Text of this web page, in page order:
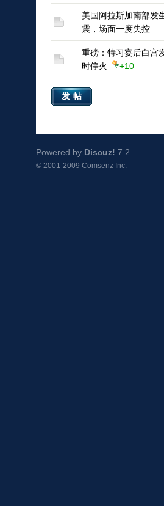
美国阿拉斯加南部发
震，场面一度失控
重磅：特习宴后白宫
时停火
+10
发帖
Powered by Discuz! 7.2
© 2001-2009 Comsenz Inc.